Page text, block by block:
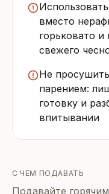
вместо
горьковато и
свежего
Не
парением:
готовку и
впитывании
С ЧЕМ ПОДАВАТЬ
Подавайте